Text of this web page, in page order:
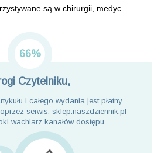
są w chirurgii, medyc
66%
Czytelniku,
i całego wydania jest płatny.
serwis: sklep.naszdziennik.pl
wachlarz kanałów dostępu. .